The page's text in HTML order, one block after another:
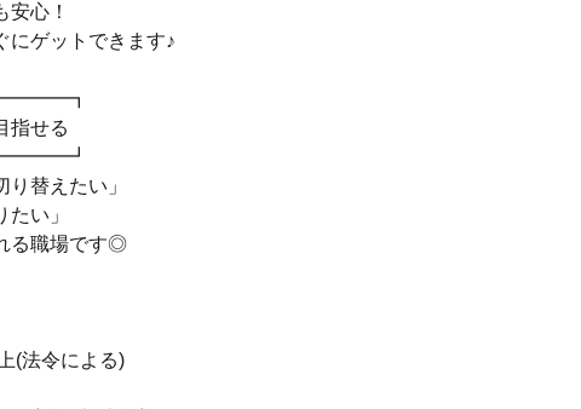
安心！
にゲットできます♪
指せる
り替えたい」
たい」
る職場です◎
(法令による)